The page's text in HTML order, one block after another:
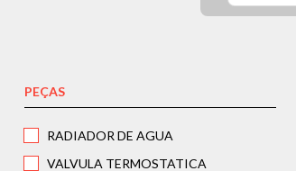
PEÇAS
RADIADOR DE AGUA
VALVULA TERMOSTATICA